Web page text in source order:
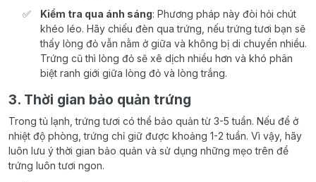
Kiểm tra qua ánh sáng: Phương pháp này đòi hỏi chút
khéo léo. Hãy chiếu đèn qua trứng, nếu trứng tươi bạn sẽ
thấy lòng đỏ vẫn nằm ở giữa và không bị di chuyển nhiều.
Trứng cũ thì lòng đỏ sẽ xê dịch nhiều hơn và khó phân
biệt ranh giới giữa lòng đỏ và lòng trắng.
3. Thời gian bảo quản trứng
Trong tủ lạnh, trứng tươi có thể bảo quản từ 3-5 tuần. Nếu để ở
nhiệt độ phòng, trứng chỉ giữ được khoảng 1-2 tuần. Vì vậy, hãy
luôn lưu ý thời gian bảo quản và sử dụng những mẹo trên để
trứng luôn tươi ngon.